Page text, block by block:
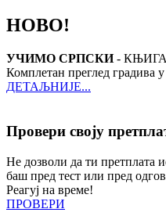
НОВО!
УЧИМО СРПСКИ- КЊИГА
Комплетан преглед градива
ДЕТАЉНИЈЕ...
Провери своју
Не дозволи да ти претплата
баш пред тест или пред
Реагуј на време!
ПРОВЕРИ